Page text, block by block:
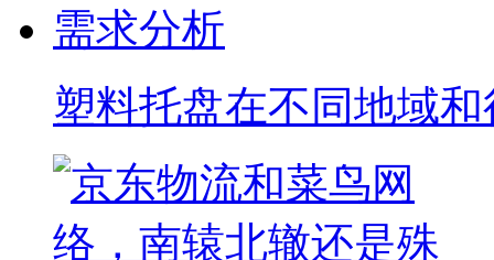
塑料托盘在不同地域